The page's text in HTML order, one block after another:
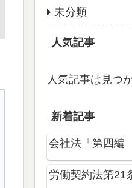
未分類
人気記事
人気記事は見つ
新着記事
会社法「第四
労働契約法第21